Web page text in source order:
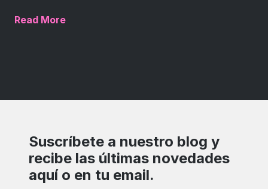
Read More
Suscríbete a nuestro blog y
recibe las últimas novedades
aquí o en tu email.